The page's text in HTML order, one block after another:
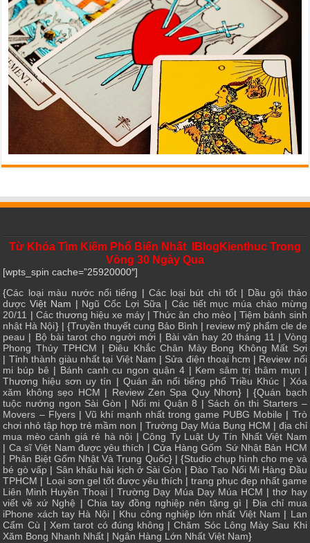
Từ Khóa Tìm Kiếm Phổ Biến Nhất IBlogKienthuc Trong
Vòng 30 Ngày Qua
[wpts_spin cache=”25920000″]
{Các loại màu nước nổi tiếng | Các loại bút chì tốt| Dầu gội thảo
dược Việt Nam | Ngũ Cốc Lợi Sữa| Các tiết mục múa chào mừng
20/11 | Các thương hiệu xe máy|Thức ăn cho mèo|Tiệm bánh sinh
nhật Hà Nội} | {Truyền thuyết cung Bảo Bình | review mỹ phẩm cle de
peau | Bộ bài tarot cho người mới| Bài văn hay 20 tháng 11 | Vòng
Phong Thủy TPHCM |Điêu Khắc Chân Mày Bong Không Mất Sợi
| Tỉnh thành giàu nhất tại Việt Nam | Sửa điện thoại hcm | Review nối
mi búp bê | Bánh canh cu ngon quận 4| Kem sâm trị thâm mụn |
Thương hiệu sơn uy tín | Quán ăn nổi tiếng phố Triều Khúc| Xóa
xăm không sẹo HCM | Review Zen Spa Quy Nhơn} | {Quán bạch
tuộc nướng ngon Sài Gòn | Nối mi Quận 8 | Sách ôn thi Starters –
Movers – Flyers| Vũ khí mạnh nhất trong game PUBG Mobile | Trò
chơi nhỏ tập hợp trẻ mầm non | Trường Dạy Múa Bụng HCM | địa chỉ
mua mèo cảnh giá rẻ hà nội |Công Ty Luật Uy Tín Nhất Việt Nam
| Ca sĩ Việt Nam được yêu thích | Cửa Hàng Gốm Sứ Nhật Bản HCM
| Phân Biệt Gốm Nhật Và Trung Quốc} | {Studio chụp hình cho mẹ và
bé gò vấp | Sân khấu hài kịch ở Sài Gòn |Đào Tạo Nối Mi Hàng Đầu
TPHCM | Loại sơn gel tốt được yêu thích | trang phục đẹp nhất game
Liên Minh Huyền Thoại|Trường Dạy Múa Dạy Múa HCM |thơ hay
viết về xứ Nghệ | Chia tay đồng nghiệp nên tặng gì | Địa chỉ mua
iPhone xách tay Hà Nội| Khu công nghiệp lớn nhất Việt Nam | Lan
Cẩm Cù |Xem tarot có đúng không |Chăm Sóc Lông Mày Sau Khi
Xăm Bong Nhanh Nhất | Ngân Hàng Lớn Nhất Việt Nam}